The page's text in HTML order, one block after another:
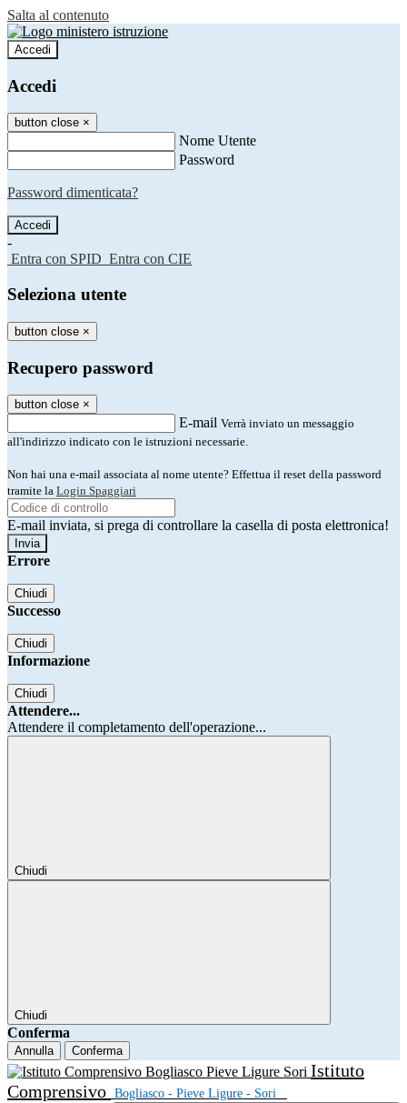
Salta al contenuto
Accedi
Accedi
button close ×
Nome Utente
Password
Password dimenticata?
-
Entra con SPID Entra con CIE
Seleziona utente
button close ×
Recupero password
button close ×
E-mail Verrà inviato un messaggio
all'indirizzo indicato con le istruzioni necessarie.
Non hai una e-mail associata al nome utente? Effettua il reset della password
tramite la Login Spaggiari
E-mail inviata, si prega di controllare la casella di posta elettronica!
Errore
Chiudi
Successo
Chiudi
Informazione
Chiudi
Attendere...
Attendere il completamento dell'operazione...
Chiudi
Chiudi
Conferma
Annulla Conferma
Istituto
Comprensivo Bogliasco - Pieve Ligure - Sori